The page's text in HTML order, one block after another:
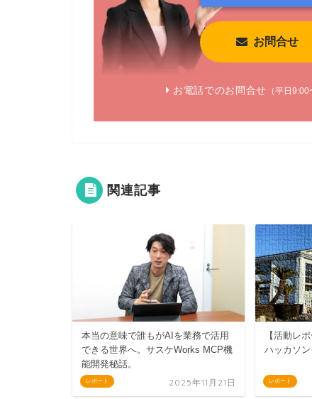
お問合せ
お電話でのお問合せ （平日9:00
関連記事
レポート
本当の意味で誰もがAIを業務で活用
できる世界へ。サスケWorks MCP機
能開発秘話。
2025年11月21日
レポート
【活動レ
ハッカソ